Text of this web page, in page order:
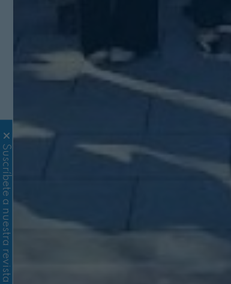
Suscríbete a nuestra revista